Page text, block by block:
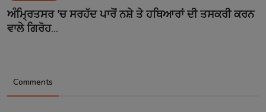
ਅੰਮ੍ਰਿਤਸਰ 'ਚ ਸਰਹੱਦ ਪਾਰੋਂ ਨਸ਼ੇ ਤੇ ਹਥਿਆਰਾਂ ਦੀ ਤਸਕਰੀ ਕਰਨ
ਵਾਲੇ ਗਿਰੋਹ...
Comments